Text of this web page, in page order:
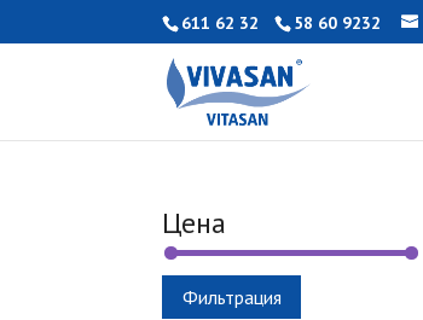
611 62 32 58 60 9232
Цена
Минимальная
Максимальная
Фильтрация